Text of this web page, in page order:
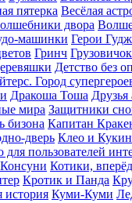
пятерка Весёлая
двора
машинки Герои
Гринч
Детство без
Город
Дракоша Тоша Друзья
мира Защитники
бизона Капитан
дверь Клео и Кукин
пользователей
Консуни Котики,
Кротик и Панда
история Куми-Куми